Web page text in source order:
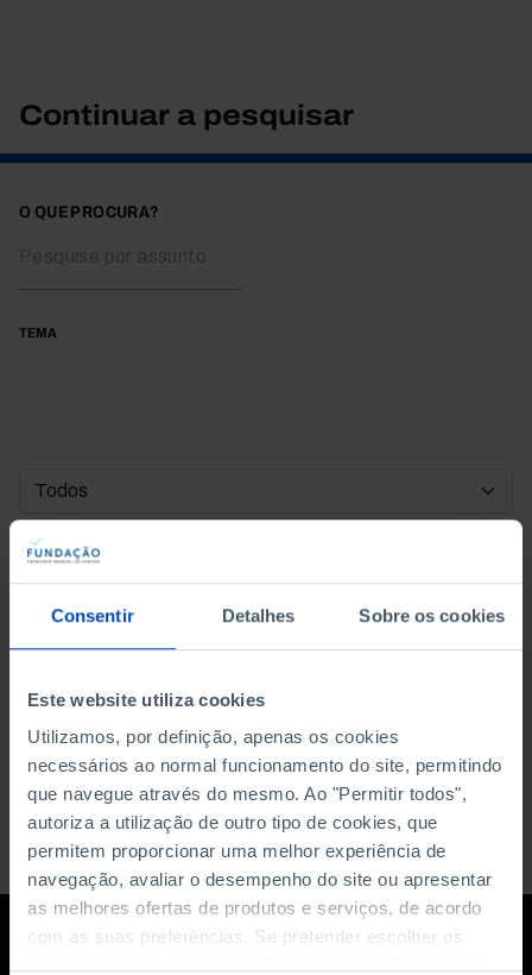
Consentir Detalhes Sobre os cookies
Este website utiliza cookies
Utilizamos, por definição, apenas os cookies
necessários ao normal funcionamento do site, permitindo
que navegue através do mesmo. Ao "Permitir todos",
autoriza a utilização de outro tipo de cookies, que
permitem proporcionar uma melhor experiência de
navegação, avaliar o desempenho do site ou apresentar
as melhores ofertas de produtos e serviços, de acordo
com as suas preferências. Se pretender escolher os
Continuar a pesquisar
O QUE PROCURA?
TEMA
DATA DE INÍCIO
DATA DE FIM